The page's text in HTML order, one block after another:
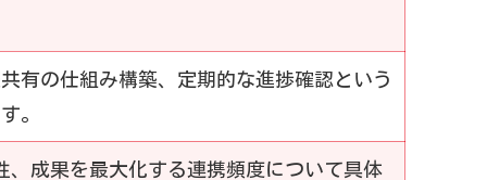
有の仕組み構築、定期的な進捗確認という
。
、成果を最大化する連携頻度について具体